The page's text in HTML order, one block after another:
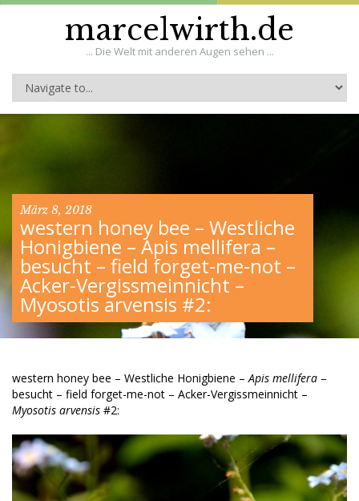
marcelwirth.de
... Die Welt mit anderen Augen sehen ...
März 8, 2018
western honey bee – Westliche
Honigbiene – Apis mellifera –
besucht – field forget-me-not –
Acker-Vergissmeinnicht –
Myosotis arvensis #2:
western honey bee – Westliche Honigbiene –Apis mellifera –
besucht – field forget-me-not – Acker-Vergissmeinnicht –
Myosotis arvensis #2: